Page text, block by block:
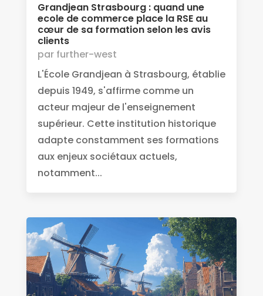
Grandjean Strasbourg : quand une
ecole de commerce place la RSE au
cœur de sa formation selon les avis
clients
par further-west
L'École Grandjean à Strasbourg, établie
depuis 1949, s'affirme comme un
acteur majeur de l'enseignement
supérieur. Cette institution historique
adapte constamment ses formations
aux enjeux sociétaux actuels,
notamment...